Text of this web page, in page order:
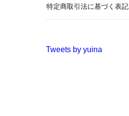
特定商取引法に基づく表記
Tweets by yuina